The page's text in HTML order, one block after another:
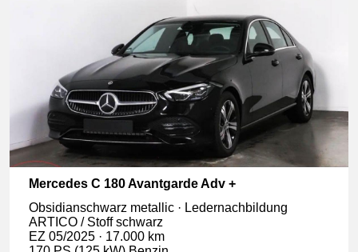
Mercedes C 180 Avantgarde Adv +
Obsidianschwarz metallic · Ledernachbildung
ARTICO / Stoff schwarz
EZ 05/2025 · 17.000 km